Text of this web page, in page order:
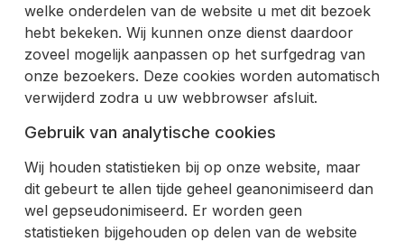
welke onderdelen van de website u met dit bezoek
hebt bekeken. Wij kunnen onze dienst daardoor
zoveel mogelijk aanpassen op het surfgedrag van
onze bezoekers. Deze cookies worden automatisch
verwijderd zodra u uw webbrowser afsluit.
Gebruik van analytische cookies
Wij houden statistieken bij op onze website, maar
dit gebeurt te allen tijde geheel geanonimiseerd dan
wel gepseudonimiseerd. Er worden geen
statistieken bijgehouden op delen van de website